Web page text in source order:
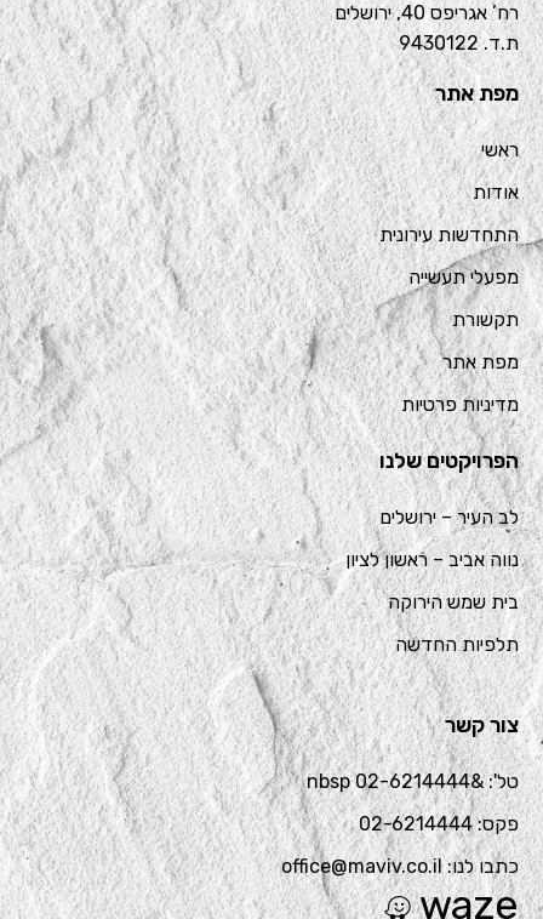
רח’ אגריפס 40, ירושלים
ת.ד. 9430122
מפת אתר
ראשי
אודות
התחדשות עירונית
מפעלי תעשייה
תקשורת
מפת אתר
מדיניות פרטיות
הפרויקטים שלנו
לב העיר – ירושלים
נווה אביב – ראשון לציון
בית שמש הירוקה
תלפיות החדשה
צור קשר
טל': &nbsp 02-6214444
פקס: 02-6214444
כתבו לנו: office@maviv.co.il
waze